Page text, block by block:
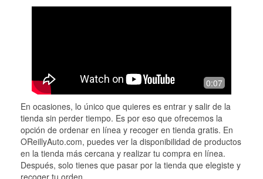
0:07
En ocasiones, lo único que quieres es entrar y salir de la
tienda sin perder tiempo. Es por eso que ofrecemos la
opción de ordenar en línea y recoger en tienda gratis. En
OReillyAuto.com, puedes ver la disponibilidad de productos
en la tienda más cercana y realizar tu compra en línea.
Después, solo tienes que pasar por la tienda que elegiste y
recoger tu orden.